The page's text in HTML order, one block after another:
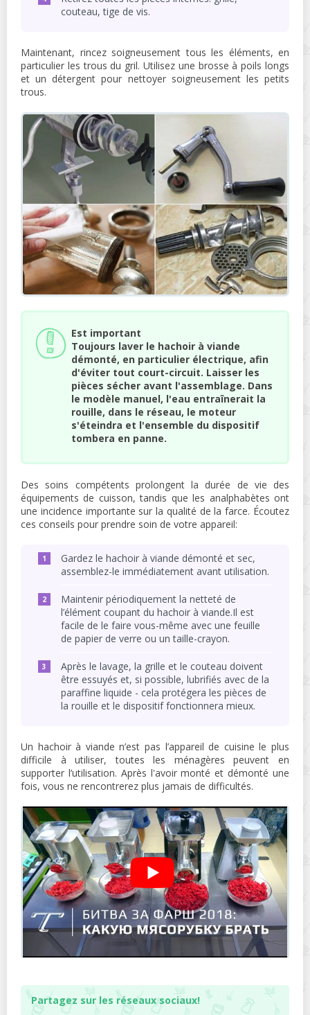
couteau, tige de vis.
Maintenant, rincez soigneusement tous les éléments, en
particulier les trous du gril. Utilisez une brosse à poils longs
et un détergent pour nettoyer soigneusement les petits
trous.
Est important
Toujours laver le hachoir à viande
démonté, en particulier électrique, afin
d'éviter tout court-circuit. Laisser les
pièces sécher avant l'assemblage. Dans
le modèle manuel, l'eau entraînerait la
rouille, dans le réseau, le moteur
s'éteindra et l'ensemble du dispositif
tombera en panne.
Des soins compétents prolongent la durée de vie des
équipements de cuisson, tandis que les analphabètes ont
une incidence importante sur la qualité de la farce. Écoutez
ces conseils pour prendre soin de votre appareil:
Gardez le hachoir à viande démonté et sec,
assemblez-le immédiatement avant utilisation.
Maintenir périodiquement la netteté de
l’élément coupant du hachoir à viande.Il est
facile de le faire vous-même avec une feuille
de papier de verre ou un taille-crayon.
Après le lavage, la grille et le couteau doivent
être essuyés et, si possible, lubrifiés avec de la
paraffine liquide - cela protégera les pièces de
la rouille et le dispositif fonctionnera mieux.
Un hachoir à viande n’est pas l’appareil de cuisine le plus
difficile à utiliser, toutes les ménagères peuvent en
supporter l’utilisation. Après l'avoir monté et démonté une
fois, vous ne rencontrerez plus jamais de difficultés.
Partagez sur les réseaux sociaux!